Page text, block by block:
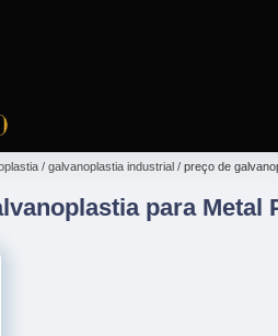
galvanoplastia industrial preço de
para Metal